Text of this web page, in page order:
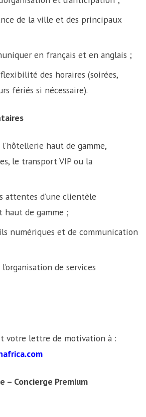
de la ville et des principaux
en français et en anglais ;
des horaires (soirées,
fériés si nécessaire).
haut de gamme,
le transport VIP ou la
attentes d’une clientèle
de gamme ;
numériques et de communication
de services
votre lettre de motivation à :
– Concierge Premium